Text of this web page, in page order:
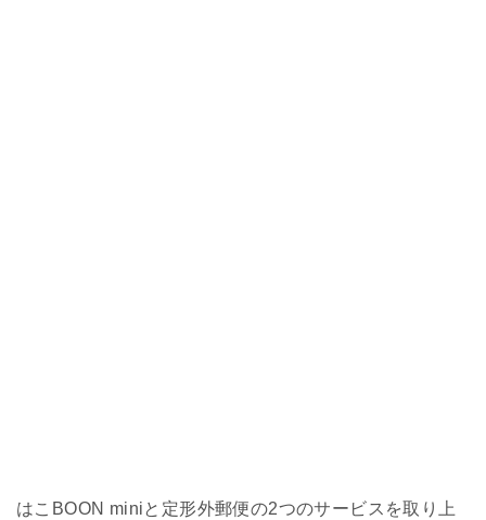
はこBOON miniと定形外郵便の2つのサービスを取り上